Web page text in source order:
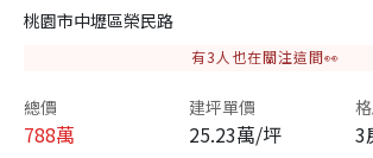
桃園市中壢區榮民路
有3 人也在關注這間👀
總價
788萬
建坪單價
25.23萬/坪 3